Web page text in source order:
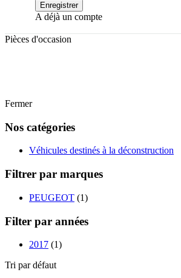
A déjà un compte
Pièces d'occasion
Fermer
Nos catégories
Véhicules destinés à la déconstruction
Filtrer par marques
PEUGEOT (1)
Filter par années
2017 (1)
Tri par défaut